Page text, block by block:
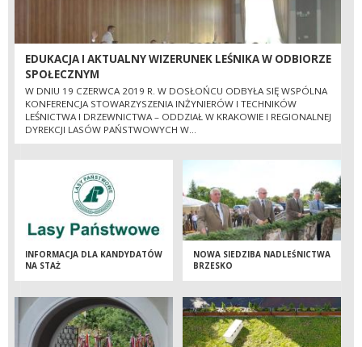
EDUKACJA I AKTUALNY WIZERUNEK LEŚNIKA W ODBIORZE
SPOŁECZNYM
W DNIU 19 CZERWCA 2019 R. W DOSŁOŃCU ODBYŁA SIĘ WSPÓLNA
KONFERENCJA STOWARZYSZENIA INŻYNIERÓW I TECHNIKÓW
LEŚNICTWA I DRZEWNICTWA – ODDZIAŁ W KRAKOWIE I REGIONALNEJ
DYREKCJI LASÓW PAŃSTWOWYCH W...
INFORMACJA DLA KANDYDATÓW
NA STAŻ
NOWA SIEDZIBA NADLEŚNICTWA
BRZESKO